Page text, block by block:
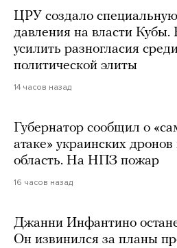
ЦРУ создало
давления на власти Кубы.
усилить разногласия
политической элиты
14 часов назад
Губернатор сообщил о
атаке» украинских
область. На НПЗ пожар
16 часов назад
Джанни Инфантино
Он извинился за планы